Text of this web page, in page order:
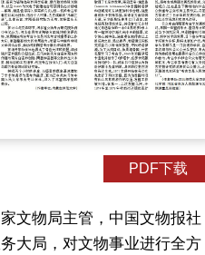
PDF下载
物局主管，中国文物报社
大局，对文物事业进行全方